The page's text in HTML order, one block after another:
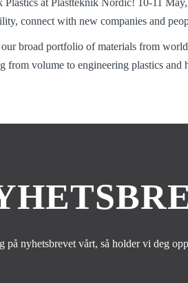
Plastics at Plastteknik Nordic! 10-11
connect with new companies and
broad portfolio of materials from
from volume to engineering plastics and
på nyhetsbrevet vårt, så holder vi deg